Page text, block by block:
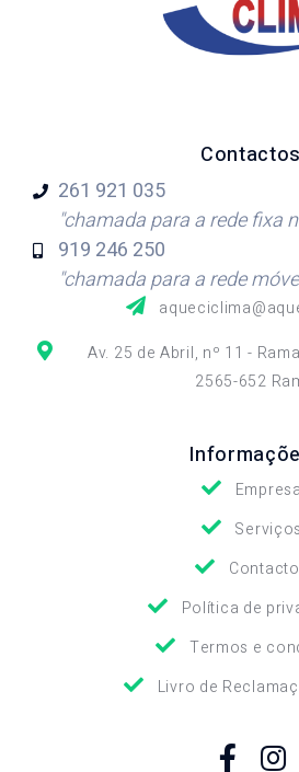
Contactos
261 921 035
"chamada para a rede fixa
919 246 250
"chamada para a rede
Av. 25 de Abril, nº 11 -
2565-652
Empresa
Serviços
Política de
Termos e
Livro de